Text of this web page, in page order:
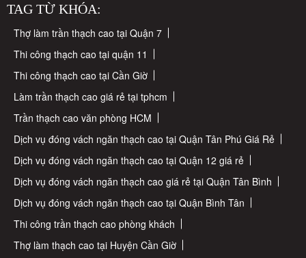
TAG TỪ KHÓA:
Thợ làm trần thạch cao tại Quận 7
Thi công thạch cao tại quận 11
Thi công thạch cao tại Cần Giờ
Làm trần thạch cao giá rẻ tại tphcm
Trần thạch cao văn phòng HCM
Dịch vụ đóng vách ngăn thạch cao tại Quận Tân Phú Giá Rẻ
Dịch vụ đóng vách ngăn thạch cao tại Quận 12 giá rẻ
Dịch vụ đóng vách ngăn thạch cao giá rẻ tại Quận Tân Bình
Dịch vụ đóng vách ngăn thạch cao tại Quận Bình Tân
Thi công trần thạch cao phòng khách
Thợ làm thạch cao tại Huyện Cần Giờ